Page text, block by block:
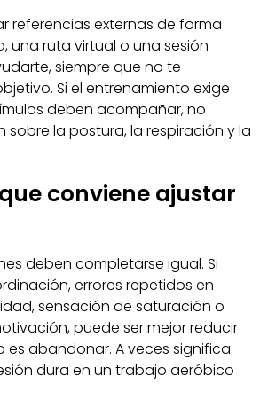
referencias externas de forma
una ruta virtual o una sesión
siempre que no te
Si el entrenamiento exige
deben acompañar, no
sobre la postura, la respiración y la
conviene ajustar
deben completarse igual. Si
errores repetidos en
sensación de saturación o
puede ser mejor reducir
es abandonar. A veces significa
dura en un trabajo aeróbico